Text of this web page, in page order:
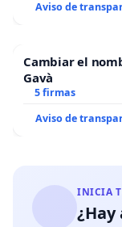
Aviso de
Cambiar el
Gavà
5 firmas
Aviso de
INICIA